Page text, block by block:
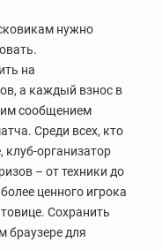
нужно
на
а каждый взнос в
сообщением
Среди всех, кто
клуб-организатор
– от техники до
ценного игрока
Сохранить
браузере для